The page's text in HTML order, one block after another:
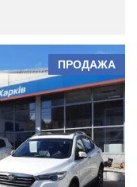
ПРОДАЖА